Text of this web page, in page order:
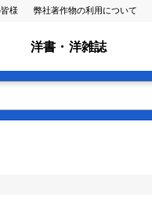
様 弊社著作物の利用について
洋書・洋雑誌